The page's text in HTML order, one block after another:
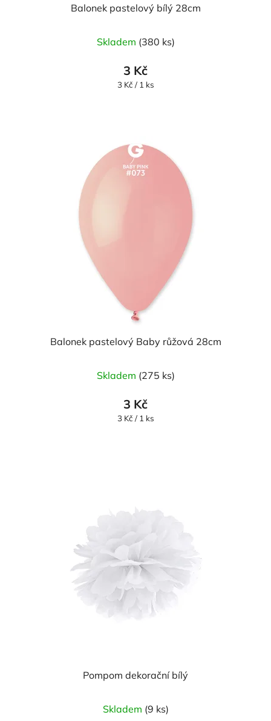
Balonek pastelový bílý 28cm
Skladem (380 ks)
3 Kč
Měrná
3 Kč / 1 ks
Balonek pastelový Baby růžová 28cm
Skladem (275 ks)
3 Kč
Měrná
3 Kč / 1 ks
Pompom dekorační bílý
Skladem (9 ks)